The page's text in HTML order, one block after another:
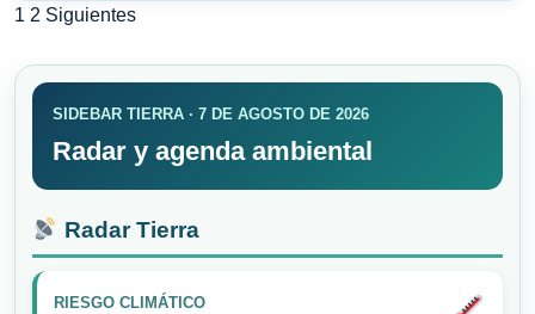
Paginación
de
entradas
1 2 Siguientes
SIDEBAR TIERRA · 7 DE AGOSTO DE 2026
Radar y agenda ambiental
Radar Tierra
RIESGO CLIMÁTICO